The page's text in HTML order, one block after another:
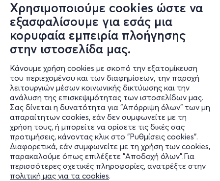
Χρησιμοποιούμε cookies ώστε να
εξασφαλίσουμε για εσάς μια
κορυφαία εμπειρία πλοήγησης
στην ιστοσελίδα μας.
Κάνουμε χρήση cookies με σκοπό την εξατομίκευση
του περιεχομένου και των διαφημίσεων, την παροχή
λειτουργιών μέσων κοινωνικής δικτύωσης και την
ανάλυση της επισκεψιμότητας των ιστοσελίδων μας.
Σας δίνεται η δυνατότητα για "Απόρριψη όλων" των μη
απαραίτητων cookies, εάν δεν συμφωνείτε με τη
χρήση τους, ή μπορείτε να ορίσετε τις δικές σας
προτιμήσεις, κάνοντας κλικ στο "Ρυθμίσεις cookies".
Διαφορετικά, εάν συμφωνείτε με τη χρήση των cookies,
παρακαλούμε όπως επιλέξετε "Αποδοχή όλων".Για
περισσότερες σχετικές πληροφορίες, ανατρέξτε στην
πολιτική μας για τα cookies.